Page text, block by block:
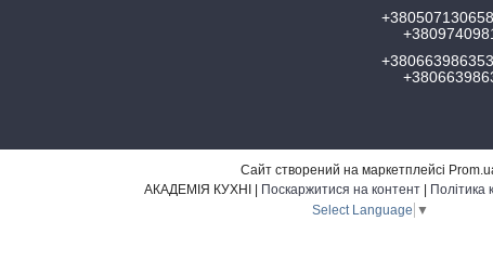
Сайт створений на маркетплейсі
Поскаржитися на контент
Політика
Select Language ▼